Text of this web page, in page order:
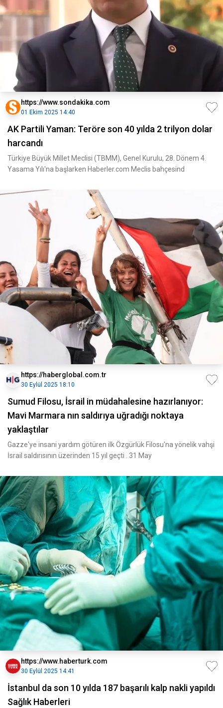
https://www.sondakika.com
01 Ekim 2025 14:40
AK Partili Yaman: Teröre son 40 yılda 2 trilyon dolar
harcandı
Türkiye Büyük Millet Meclisi (TBMM), Genel Kurulu, 28. Dönem 4.
Yasama Yılı'na başlarken Haberler.com Meclis bahçesind
https://haberglobal.com.tr
30 Eylül 2025 18:10
Sumud Filosu, İsrail in müdahalesine hazırlanıyor:
Mavi Marmara nın saldırıya uğradığı noktaya
yaklaştılar
Gazze'ye insani yardım götüren ilk Özgürlük Filosu'na yönelik vahşi
İsrail saldırısının üzerinden 15 yıl geçti . 31 May
https://www.haberturk.com
30 Eylül 2025 14:41
İstanbul da son 10 yılda 187 başarılı kalp nakli yapıldı
Sağlık Haberleri